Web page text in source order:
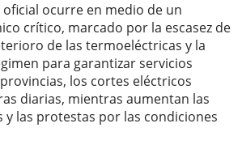
ocurre en medio de un
crítico, marcado por la escasez de
de las termoeléctricas y la
para garantizar servicios
los cortes eléctricos
diarias, mientras aumentan las
y las protestas por las condiciones